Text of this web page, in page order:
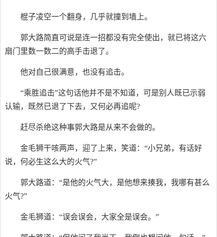
棍子凌空一个翻身，几乎就撞到墙上。
郭大路简直可说是连一招都没有完全使出，就已将这六
扇门里数一数二的高手击退了。
他对自己很满意，也没有追击。
“乘胜追击”这句话他并不是不知道，可是别人既已示弱
认输，既然已退了下去，又何必再追呢?
赶尽杀绝这种事郭大路是从来不会做的。
金毛狮干咳两声，迎了上来，笑道：“小兄弟，有话好
说，何必生这么大的火气?”
郭大路道：“是他的火气大，是他想来揍我，我哪有甚么
火气?”
金毛狮道：“误会误会，大家全是误会。”